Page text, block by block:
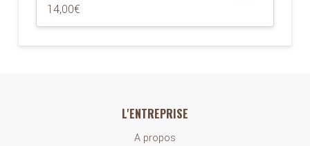
14,00€
L'ENTREPRISE
A propos